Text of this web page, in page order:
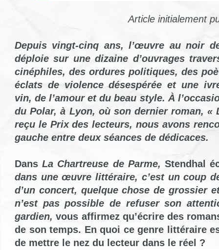
Article initialement
Depuis vingt-cinq ans, l’œuvre au noir
déploie sur une dizaine d’ouvrages
cinéphiles, des ordures politiques, des
éclats de violence désespérée et une
vin, de l’amour et du beau style. À
du Polar, à Lyon, où son dernier roman, «
reçu le Prix des lecteurs, nous avons
gauche entre deux séances de dédicaces.
DansLa Chartreuse de Parme,Stendhal
dans une œuvre littéraire, c’est un coup
d’un concert, quelque chose de grossier
n’est pas possible de refuser son
gardien, vous affirmez qu’écrire des
de son temps. En quoi ce genre littéraire
de mettre le nez du lecteur dans le réel ?